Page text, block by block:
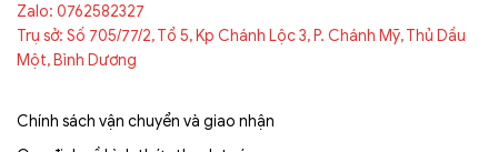
Zalo: 0762582327
Trụ sở: Số 705/77/2, Tổ 5, Kp Chánh Lộc 3, P. Chánh Mỹ, Thủ Dầu
Một, Bình Dương
Chính sách vận chuyển và giao nhận